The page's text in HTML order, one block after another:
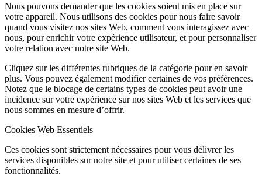
Nous pouvons demander que les cookies soient mis en place sur
votre appareil. Nous utilisons des cookies pour nous faire savoir
quand vous visitez nos sites Web, comment vous interagissez avec
nous, pour enrichir votre expérience utilisateur, et pour personnaliser
votre relation avec notre site Web.
Cliquez sur les différentes rubriques de la catégorie pour en savoir
plus. Vous pouvez également modifier certaines de vos préférences.
Notez que le blocage de certains types de cookies peut avoir une
incidence sur votre expérience sur nos sites Web et les services que
nous sommes en mesure d’offrir.
Cookies Web Essentiels
Ces cookies sont strictement nécessaires pour vous délivrer les
services disponibles sur notre site et pour utiliser certaines de ses
fonctionnalités.